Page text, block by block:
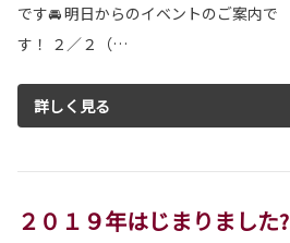
です🚘 明日からのイベントのご案内で
す！ ２／２（…
詳しく見る
２０１９年はじまりました?